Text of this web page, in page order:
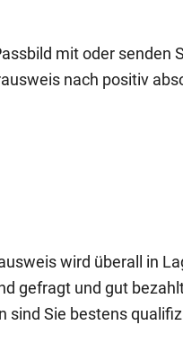
mit oder senden
nach positiv
wird überall in
gefragt und gut
Sie bestens